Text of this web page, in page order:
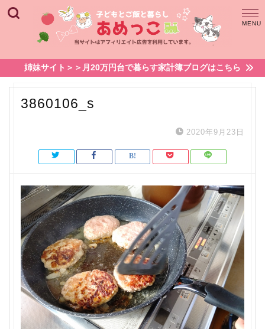
姉妹サイト＞＞月20万円台で暮らす家計簿ブログはこちら
3860106_s
2020年9月23日